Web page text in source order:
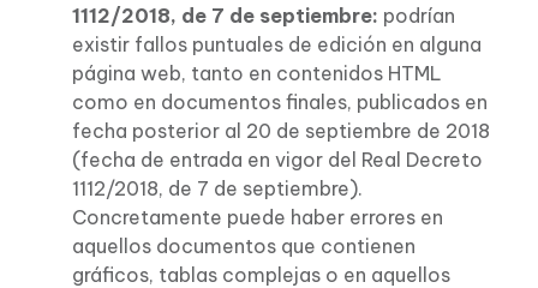
1112/2018, de 7 de septiembre: podrían
existir fallos puntuales de edición en alguna
página web, tanto en contenidos HTML
como en documentos finales, publicados en
fecha posterior al 20 de septiembre de 2018
(fecha de entrada en vigor del Real Decreto
1112/2018, de 7 de septiembre).
Concretamente puede haber errores en
aquellos documentos que contienen
gráficos, tablas complejas o en aquellos